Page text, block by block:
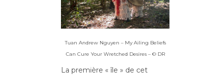
Tuan Andrew Nguyen – My Ailing Beliefs
Can Cure Your Wretched Desires – © DR
La première « île » de cet